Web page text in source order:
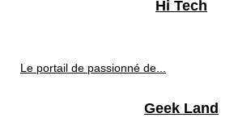
Hi Tech
Le portail de passionné de...
Geek Land